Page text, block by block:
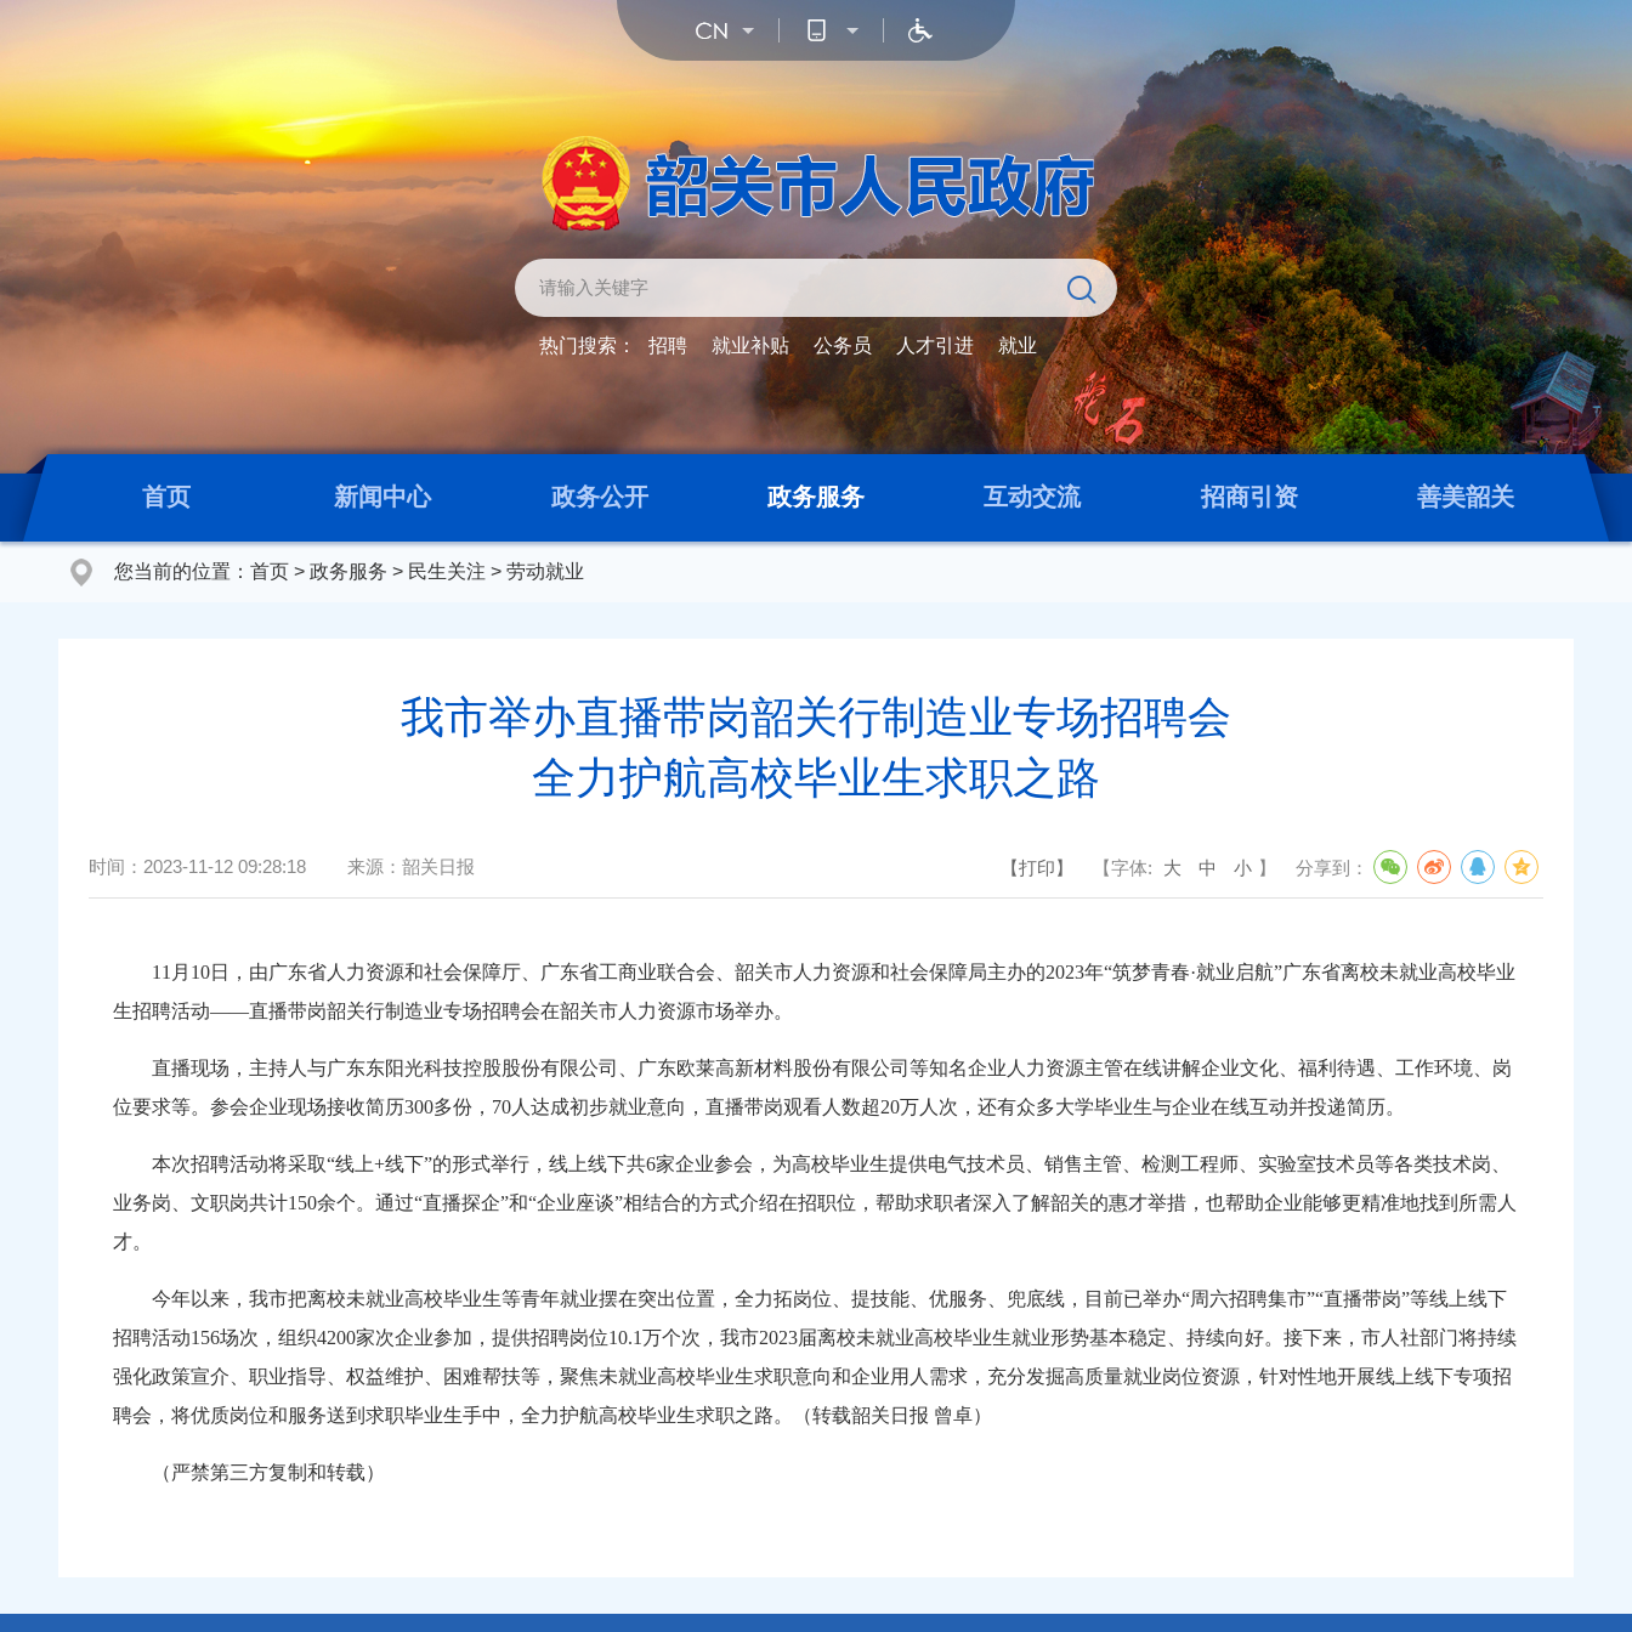
热门搜索： 招聘 就业补贴 公务员 人才引进 就业
首页 新闻中心 政务公开 政务服务 互动交流 招商引资 善美韶关
您当前的位置： 首页 > 政务服务 > 民生关注 > 劳动就业
我市举办直播带岗韶关行制造业专场招聘会
全力护航高校毕业生求职之路
时间： 2023-11-12 09:28:18 来源： 韶关日报 【打印】 【字体: 大 中 小 】 分享到：
11月10日，由广东省人力资源和社会保障厅、广东省工商业联合会、韶关市人力资源和社会保障局主办的2023年“筑梦青春·就业启航”广东省离校未就业高校毕业
生招聘活动——直播带岗韶关行制造业专场招聘会在韶关市人力资源市场举办。
直播现场，主持人与广东东阳光科技控股股份有限公司、广东欧莱高新材料股份有限公司等知名企业人力资源主管在线讲解企业文化、福利待遇、工作环境、岗
位要求等。参会企业现场接收简历300多份，70人达成初步就业意向，直播带岗观看人数超20万人次，还有众多大学毕业生与企业在线互动并投递简历。
本次招聘活动将采取“线上+线下”的形式举行，线上线下共6家企业参会，为高校毕业生提供电气技术员、销售主管、检测工程师、实验室技术员等各类技术岗、
业务岗、文职岗共计150余个。通过“直播探企”和“企业座谈”相结合的方式介绍在招职位，帮助求职者深入了解韶关的惠才举措，也帮助企业能够更精准地找到所需人
才。
今年以来，我市把离校未就业高校毕业生等青年就业摆在突出位置，全力拓岗位、提技能、优服务、兜底线，目前已举办“周六招聘集市”“直播带岗”等线上线下
招聘活动156场次，组织4200家次企业参加，提供招聘岗位10.1万个次，我市2023届离校未就业高校毕业生就业形势基本稳定、持续向好。接下来，市人社部门将持续
强化政策宣介、职业指导、权益维护、困难帮扶等，聚焦未就业高校毕业生求职意向和企业用人需求，充分发掘高质量就业岗位资源，针对性地开展线上线下专项招
聘会，将优质岗位和服务送到求职毕业生手中，全力护航高校毕业生求职之路。（转载韶关日报 曾卓）
（严禁第三方复制和转载）